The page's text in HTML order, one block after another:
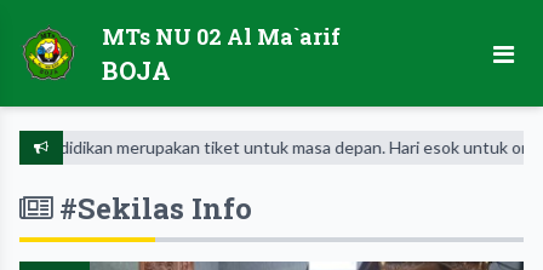
MTs NU 02 Al Ma`arif
BOJA
merupakan tiket untuk masa depan. Hari esok untuk orang-
#Sekilas Info